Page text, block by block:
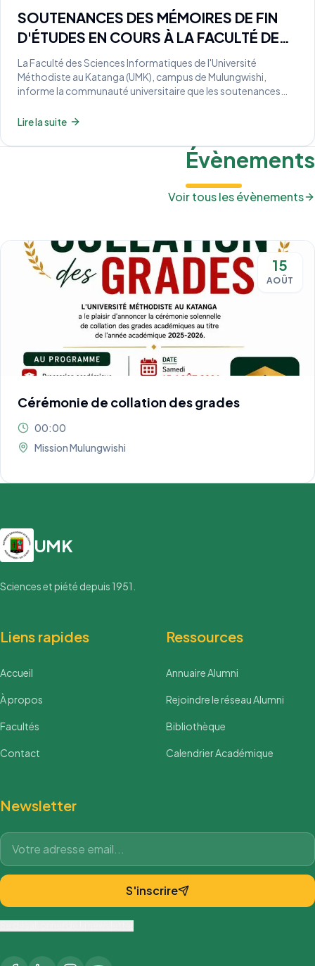
SOUTENANCES DES MÉMOIRES DE FIN
D'ÉTUDES EN COURS À LA FACULTÉ DES
SCIENCES INFORMATIQUES 2025-2026
La Faculté des Sciences Informatiques de l'Université
Méthodiste au Katanga (UMK), campus de Mulungwishi,
informe la communauté universitaire que les soutenances
sont actuellement en cours.
Lire la suite
Évènements
Voir tous les évènements
15
AOÛT
Cérémonie de collation des grades
00:00
Mission Mulungwishi
UMK
Sciences et piété depuis 1951.
Liens rapides
Accueil
À propos
Facultés
Contact
Ressources
Annuaire Alumni
Rejoindre le réseau Alumni
Bibliothèque
Calendrier Académique
Newsletter
S'inscrire